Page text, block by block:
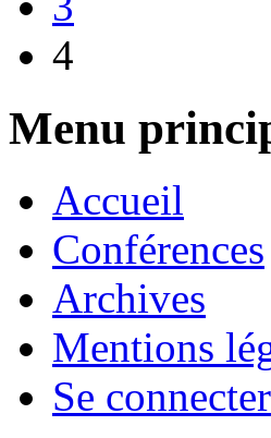
4
Menu
Accueil
Conférences
Archives
Mentions
Se connecter